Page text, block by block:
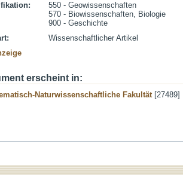
550 - Geowissenschaften
570 - Biowissenschaften, Biologie
900 - Geschichte
Wissenschaftlicher Artikel
erscheint in:
Naturwissenschaftliche Fakultät[27489]